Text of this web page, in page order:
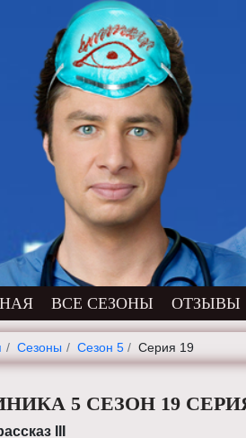
ВСЕ СЕЗОНЫ ОТЗЫВЫ
Cезоны Сезон 5 Серия 19
5 СЕЗОН 19
III